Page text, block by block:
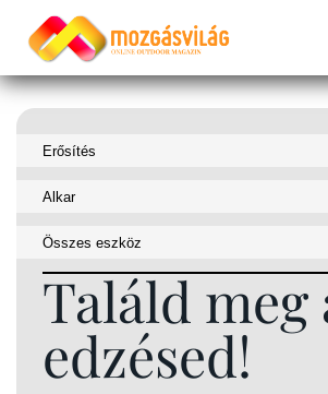
Találd meg
edzésed!